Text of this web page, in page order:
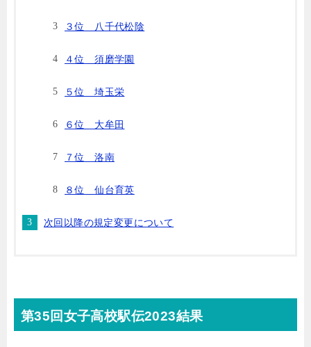
３位 八千代松陰
４位 須磨学園
５位 埼玉栄
６位 大牟田
７位 洛南
８位 仙台育英
次回以降の規定変更について
第35回女子高校駅伝2023結果